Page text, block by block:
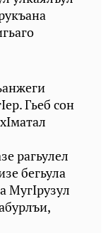
Гьеб сон
рагьулел
бегьула
МугIрузул